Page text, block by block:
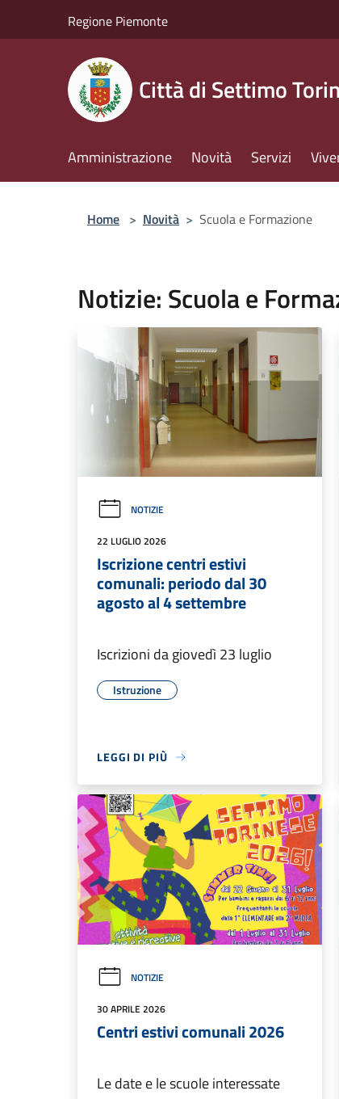
Regione Piemonte
Città di Settimo
Amministrazione Novità Servizi
Home > Novità > Scuola e Formazione
Notizie: Scuola e
NOTIZIE
22 LUGLIO 2026
Iscrizione centri estivi
comunali: periodo dal 30
agosto al 4 settembre
Iscrizioni da giovedì 23 luglio
Istruzione
LEGGI DI PIÙ
NOTIZIE
30 APRILE 2026
Centri estivi comunali 2026
Le date e le scuole interessate